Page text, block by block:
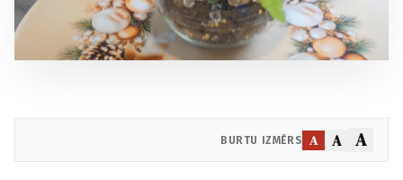
BURTU IZMĒRS A A A